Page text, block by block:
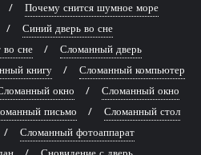
Почему снится шумное море
Синий дверь во сне
во сне
Сломанный дверь
книгу
Сломанный компьютер
окно
Сломанный окно
письмо
Сломанный стол
Сломанный фотоаппарат